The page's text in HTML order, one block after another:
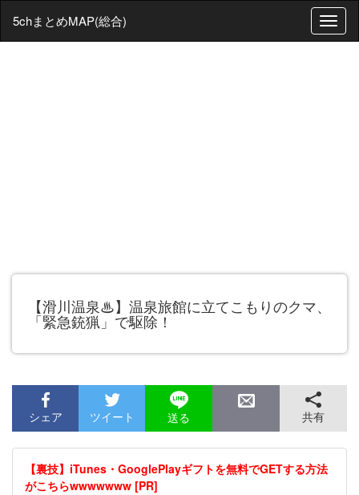
T
o
5chまとめMAP(総合)
【滑川温泉♨】温泉旅館に立てこもりのクマ、
「緊急銃猟」で駆除！
シェア ツイート 送る 共有
【裏技】iTunes・GooglePlayギフトを無料でGETする方法
がこちらwwwwwww [PR]